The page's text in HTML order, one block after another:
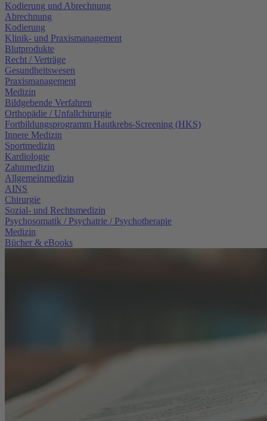
Kodierung und Abrechnung
Abrechnung
Kodierung
Klinik- und Praxismanagement
Blutprodukte
Recht / Verträge
Gesundheitswesen
Praxismanagement
Medizin
Bildgebende Verfahren
Orthopädie / Unfallchirurgie
Fortbildungsprogramm Hautkrebs-Screening (HKS)
Innere Medizin
Sportmedizin
Kardiologie
Zahnmedizin
Allgemeinmedizin
AINS
Chirurgie
Sozial- und Rechtsmedizin
Psychosomatik / Psychatrie / Psychotherapie
Medizin
Bücher & eBooks